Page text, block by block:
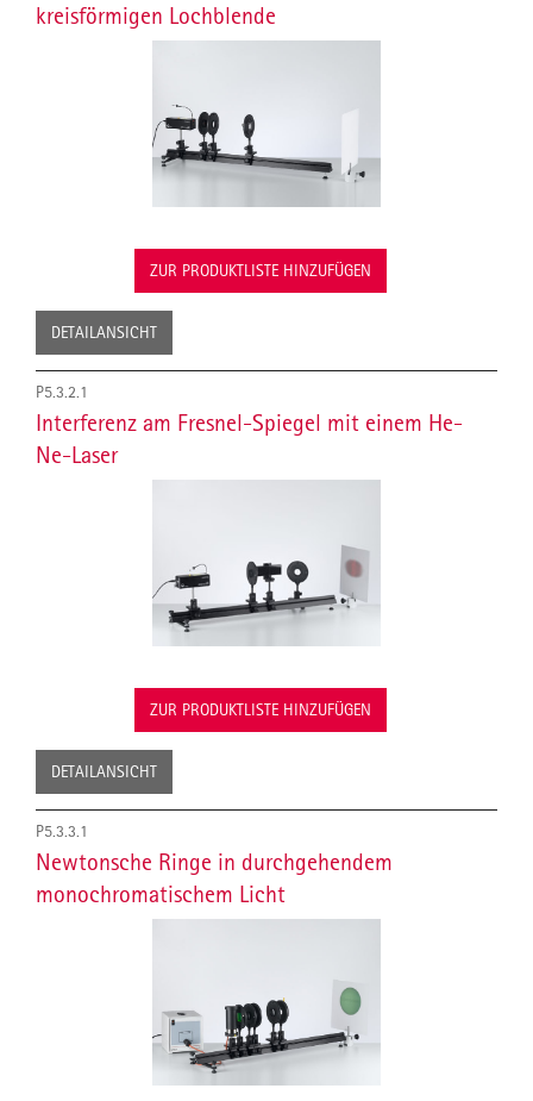
kreisförmigen Lochblende
ZUR PRODUKTLISTE HINZUFÜGEN
DETAILANSICHT
P5.3.2.1
Interferenz am Fresnel-Spiegel mit einem He-
Ne-Laser
ZUR PRODUKTLISTE HINZUFÜGEN
DETAILANSICHT
P5.3.3.1
Newtonsche Ringe in durchgehendem
monochromatischem Licht